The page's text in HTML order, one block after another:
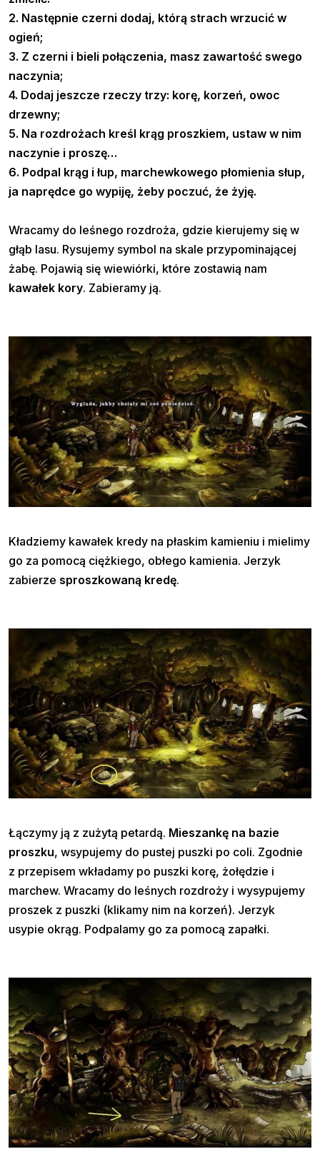
2. Następnie czerni dodaj, którą strach wrzucić w
ogień;
3. Z czerni i bieli połączenia, masz zawartość swego
naczynia;
4. Dodaj jeszcze rzeczy trzy: korę, korzeń, owoc
drzewny;
5. Na rozdrożach kreśl krąg proszkiem, ustaw w nim
naczynie i proszę…
6. Podpal krąg i łup, marchewkowego płomienia słup,
ja naprędce go wypiję, żeby poczuć, że żyję.
Wracamy do leśnego rozdroża, gdzie kierujemy się w
głąb lasu. Rysujemy symbol na skale przypominającej
żabę. Pojawią się wiewiórki, które zostawią nam
kawałek kory. Zabieramy ją.
Kładziemy kawałek kredy na płaskim kamieniu i mielimy
go za pomocą ciężkiego, obłego kamienia. Jerzyk
zabierze sproszkowaną kredę.
Łączymy ją z zużytą petardą. Mieszankę na bazie
proszku, wsypujemy do pustej puszki po coli. Zgodnie
z przepisem wkładamy po puszki korę, żołędzie i
marchew. Wracamy do leśnych rozdroży i wysypujemy
proszek z puszki (klikamy nim na korzeń). Jerzyk
usypie okrąg. Podpalamy go za pomocą zapałki.